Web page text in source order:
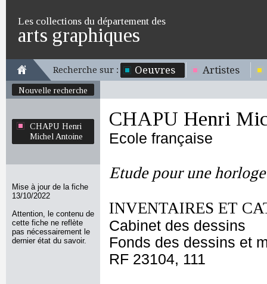
Les collections du département des
arts graphiques
Recherche sur : Oeuvres Artistes
Nouvelle recherche
CHAPU Henri
Michel Antoine
Mise à jour de la fiche
13/10/2022
Attention, le contenu de
cette fiche ne reflète
pas nécessairement le
dernier état du savoir.
CHAPU Henri
Ecole française
Etude pour une horloge
INVENTAIRES ET
Cabinet des dessins
Fonds des dessins et
RF 23104, 111